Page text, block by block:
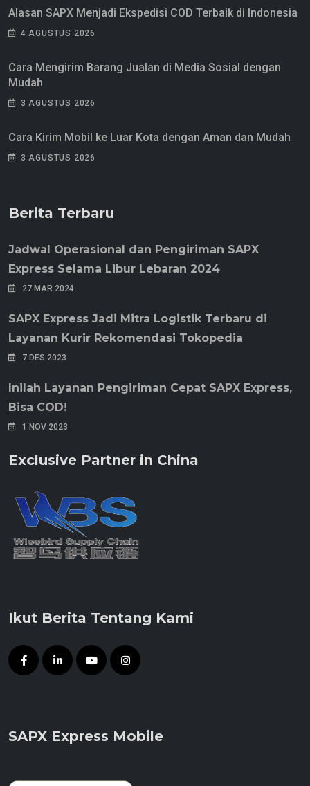
Alasan SAPX Menjadi Ekspedisi COD Terbaik di Indonesia
4 AGUSTUS 2026
Cara Mengirim Barang Jualan di Media Sosial dengan
Mudah
3 AGUSTUS 2026
Cara Kirim Mobil ke Luar Kota dengan Aman dan Mudah
3 AGUSTUS 2026
Berita Terbaru
Jadwal Operasional dan Pengiriman SAPX
Express Selama Libur Lebaran 2024
27 MAR 2024
SAPX Express Jadi Mitra Logistik Terbaru di
Layanan Kurir Rekomendasi Tokopedia
7 DES 2023
Inilah Layanan Pengiriman Cepat SAPX Express,
Bisa COD!
1 NOV 2023
Exclusive Partner in China
Ikut Berita Tentang Kami
SAPX Express Mobile